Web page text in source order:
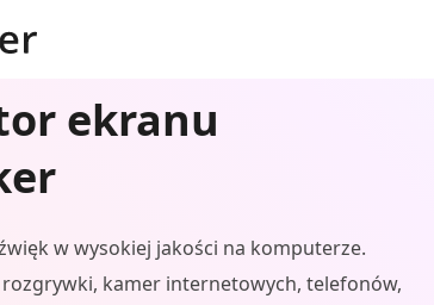
ekranu
w wysokiej jakości na komputerze.
rozgrywki, kamer internetowych, telefonów,